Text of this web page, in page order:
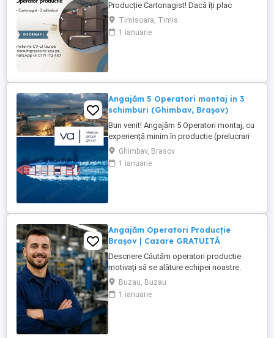
Producție Cartonagist! Dacă îți plac
lucrurile bine făcute, ai ochi de vultur
pentru detalii și îți place să vezi cum dintr-
o bucată de carton iese ceva util și fain
Timisoara, Timis
1 ianuarie
Angajăm 5 Operatori montaj in 3
schimburi (Ghimbav, Brașov)
Bun venit! Angajăm 5 Operatori montaj, cu
experiență minim în productie (prelucrari
prin aschiere). Căutăm persoane serioase,
dornice să învețe și să muncească, se va
oferi instruire la locul de muncă. Program:
Ghimbav, Brasov
1 ianuarie
Angajăm Operatori Producție
Brașov | Cazare GRATUITĂ
Descriere Căutăm operatori productie
motivați să se alăture echipei noastre.
Experiența în domeniu reprezintă un
avantaj. Oferim: Pachet salarial intre 4000-
6000 Ron Cazare GRATUITĂ în
Buzau, Buzau
1 ianuarie